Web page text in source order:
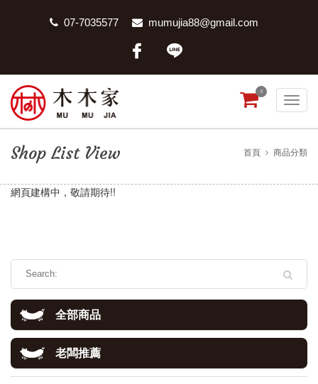
07-7035577 mumujia88@gmail.com
0
Shop List View 首頁 商品分類
網頁建構中，敬請期待!!
全部商品
老闆推薦